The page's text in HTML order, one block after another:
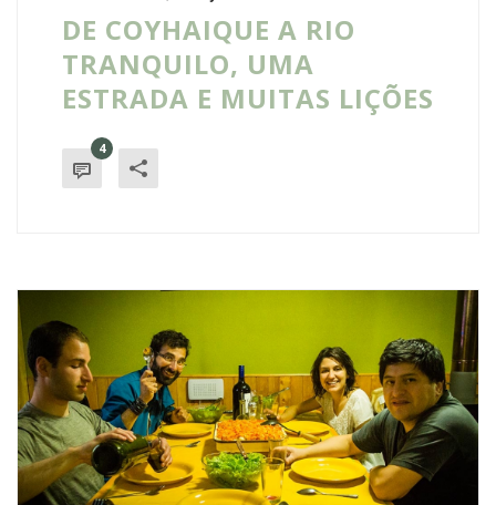
DE COYHAIQUE A RIO
TRANQUILO, UMA
ESTRADA E MUITAS LIÇÕES
4